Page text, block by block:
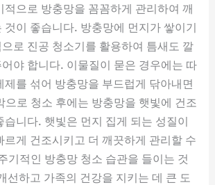
적으로 방충망을 꼼꼼하게 관리하여 깨
것이 좋습니다. 방충망에 먼지가 쌓이기
로 진공 청소기를 활용하여 틈새도 깔
야 합니다. 이물질이 묻은 경우에는 따
제를 섞어 방충망을 부드럽게 닦아내면
으로 청소 후에는 방충망을 햇빛에 건조
습니다. 햇빛은 먼지 집게 되는 성질이
르게 건조시키고 더 깨끗하게 관리할 수
기적인 방충망 청소 습관을 들이는 것
선하고 가족의 건강을 지키는 데 큰 도